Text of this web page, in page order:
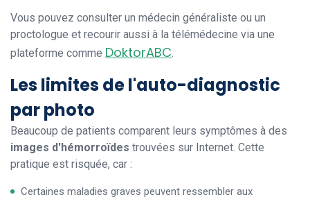
Vous pouvez consulter un médecin généraliste ou un
proctologue et recourir aussi à la télémédecine via une
plateforme comme DoktorABC.
Les limites de l'auto-diagnostic
par photo
Beaucoup de patients comparent leurs symptômes à des
images d'hémorroïdes trouvées sur Internet. Cette
pratique est risquée, car :
Certaines maladies graves peuvent ressembler aux